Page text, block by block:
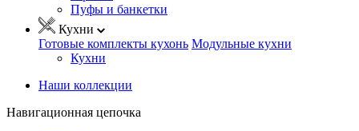
Пуфы и банкетки
Кухни
Готовые комплекты кухонь Модульные кухни
Кухни
Наши коллекции
Навигационная цепочка